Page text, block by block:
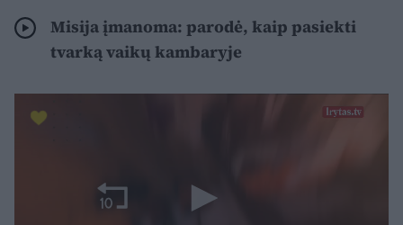
Misija įmanoma: parodė, kaip pasiekti
tvarką vaikų kambaryje